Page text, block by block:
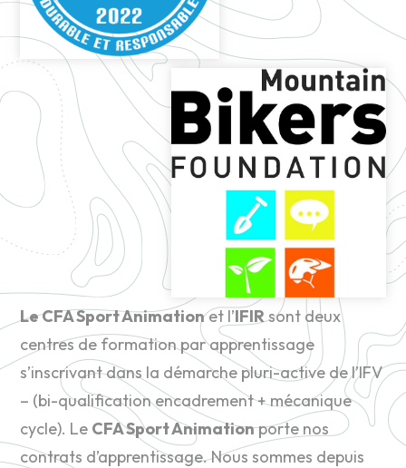
Le CFA Sport Animationet l’IFIRsont deux
centres de formation par apprentissage
s’inscrivant dans la démarche pluri-active de l’IFV
– (bi-qualification encadrement + mécanique
cycle). Le CFA Sport Animationporte nos
contrats d’apprentissage. Nous sommes depuis